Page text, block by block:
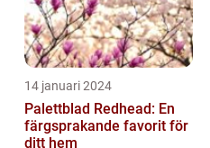
14 januari 2024
Palettblad Redhead: En
färgsprakande favorit för
ditt hem